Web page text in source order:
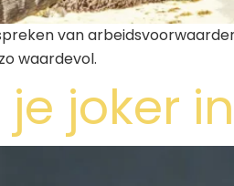
van
waardevol.
je joker